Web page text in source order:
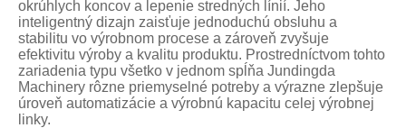
okrúhlych koncov a lepenie stredných línií. Jeho
inteligentný dizajn zaisťuje jednoduchú obsluhu a
stabilitu vo výrobnom procese a zároveň zvyšuje
efektivitu výroby a kvalitu produktu. Prostredníctvom tohto
zariadenia typu všetko v jednom spĺňa Jundingda
Machinery rôzne priemyselné potreby a výrazne zlepšuje
úroveň automatizácie a výrobnú kapacitu celej výrobnej
linky.